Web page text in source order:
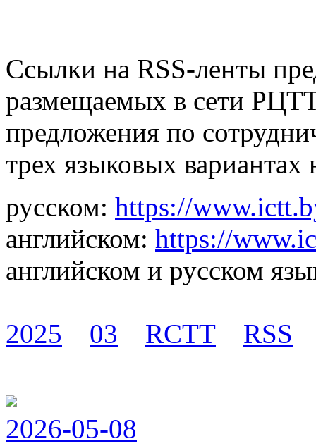
Ссылки на RSS-ленты
размещаемых в сети
предложения по
трех языковых вариантах
русском: https://
английском: https://
английском и русском
2025 03 RCTT RSS
2026-05-08